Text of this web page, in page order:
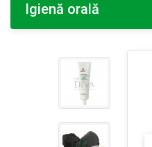
Igienă orală